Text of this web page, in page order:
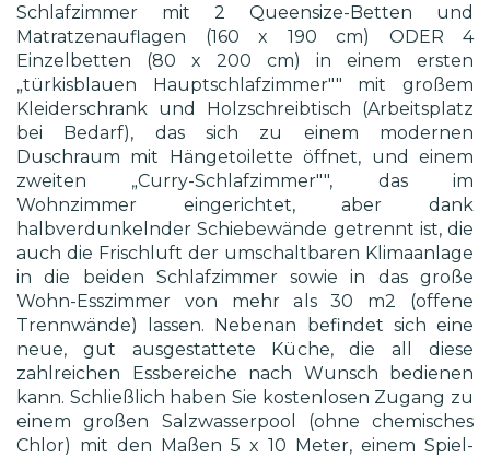
Schlafzimmer mit 2 Queensize-Betten und
Matratzenauflagen (160 x 190 cm) ODER 4
Einzelbetten (80 x 200 cm) in einem ersten
„türkisblauen Hauptschlafzimmer"" mit großem
Kleiderschrank und Holzschreibtisch (Arbeitsplatz
bei Bedarf), das sich zu einem modernen
Duschraum mit Hängetoilette öffnet, und einem
zweiten „Curry-Schlafzimmer"", das im
Wohnzimmer eingerichtet, aber dank
halbverdunkelnder Schiebewände getrennt ist, die
auch die Frischluft der umschaltbaren Klimaanlage
in die beiden Schlafzimmer sowie in das große
Wohn-Esszimmer von mehr als 30 m2 (offene
Trennwände) lassen. Nebenan befindet sich eine
neue, gut ausgestattete Küche, die all diese
zahlreichen Essbereiche nach Wunsch bedienen
kann. Schließlich haben Sie kostenlosen Zugang zu
einem großen Salzwasserpool (ohne chemisches
Chlor) mit den Maßen 5 x 10 Meter, einem Spiel-